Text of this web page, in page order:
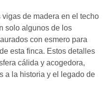
de madera en el techo
solo algunos de los
con esmero para
esta finca. Estos detalles
cálida y acogedora,
a la historia y el legado de